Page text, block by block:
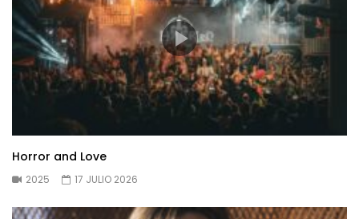
Horror and Love
2025 17 JULIO 2026